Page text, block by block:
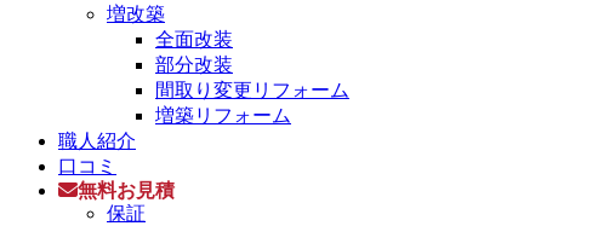
増改築
全面改装
部分改装
間取り変更リフォーム
増築リフォーム
職人紹介
口コミ
無料お見積
保証